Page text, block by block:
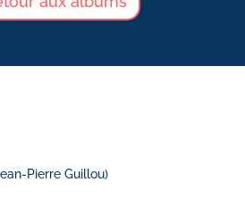
Pierre Guillou)